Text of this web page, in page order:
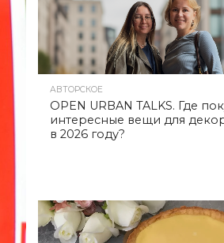
АВТОРСКОЕ
OPEN URBAN TALKS. Где
интересные вещи для
в 2026 году?